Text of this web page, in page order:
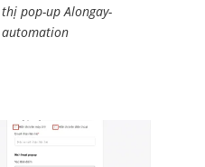
thị pop-up Alongay-
automation